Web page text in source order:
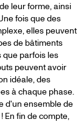
leur forme, ainsi
fois que des
elles peuvent
de bâtiments
que parfois les
peuvent avoir
idéale, des
à chaque phase.
d'un ensemble de
En fin de compte,